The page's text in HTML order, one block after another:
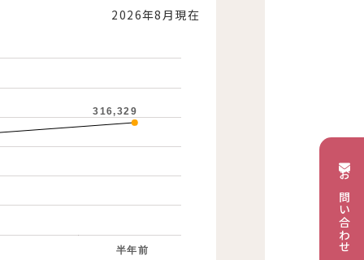
2026年8月現在
半年前
316,329
お問い合わせ